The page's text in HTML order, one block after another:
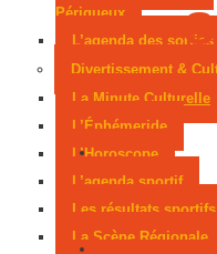
Périgueux
L’agenda des
Divertissement &
La Minute Culturelle
L’Éphémeride
L’Horoscope
L’agenda sportif
Les résultats sportifs
La Scène Régionale